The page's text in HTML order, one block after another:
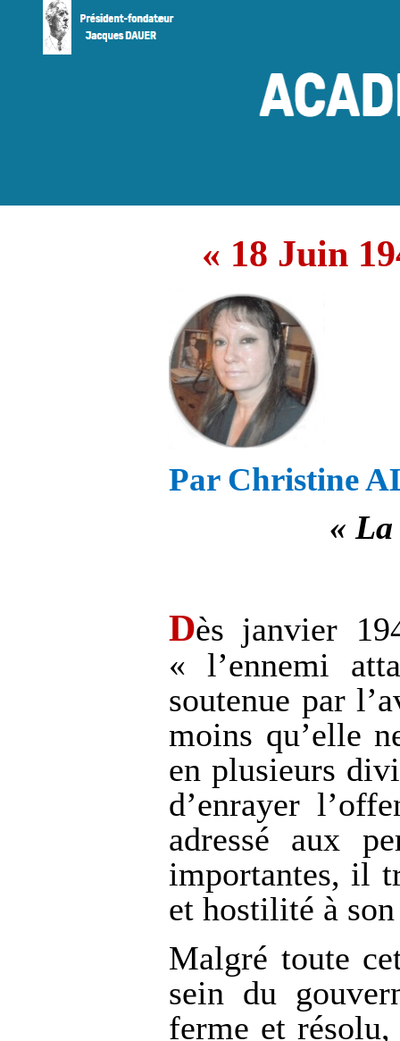
« 18 Juin
Par Christine
«
Dès janvier
« l’ennemi
soutenue par
moins qu’elle
en plusieurs
d’enrayer
adressé aux
importantes, il
et hostilité à
Malgré toute
sein du
ferme et